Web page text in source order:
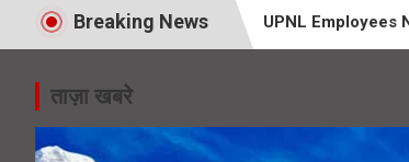
Breaking News UPNL Employees
SIR Notice- 19 लाख
ताज़ा खबरे